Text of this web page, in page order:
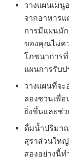
วางแผนเม
จากอาหารแ
การมีแผนมั
ของคุณไม่ค
โภชนาการ
แผนการรับ
วางแผนที่จ
ลองชวนเพื่
ยิ่งขึ้นและช่
ดื่มน้ำปริมา
สุราส่วนให
สองอย่างนี้ท